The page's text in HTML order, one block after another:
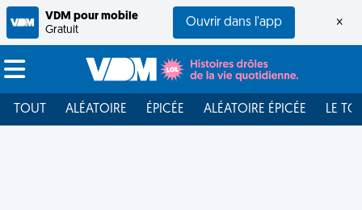
VDM pour mobile
Gratuit
Ouvrir dans l'app ×
TOUT ALÉATOIRE ÉPICÉE ALÉATOIRE ÉPICÉE LE